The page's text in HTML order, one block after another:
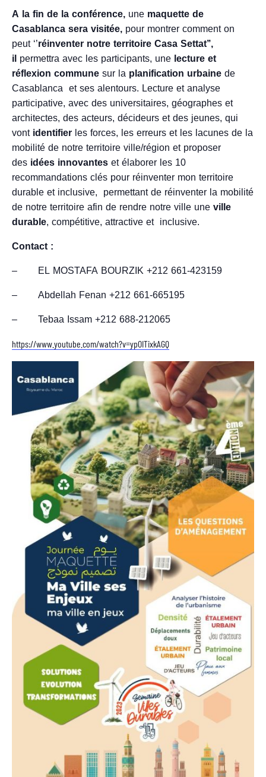
A la fin de la conférence,unemaquette de
Casablanca sera visitée,pour montrer comment on
peut ‘’réinventer notre territoire Casa Settat’’,
ilpermettra avec les participants, unelecture et
réflexion communesur laplanification urbainede
Casablanca et ses alentours. Lecture et analyse
participative, avec des universitaires, géographes et
architectes, des acteurs, décideurs et des jeunes, qui
vontidentifierles forces, les erreurs et les lacunes de la
mobilité de notre territoire ville/région et proposer
desidées innovanteset élaborer les 10
recommandations clés pour réinventer mon territoire
durable et inclusive, permettant de réinventer la mobilité
de notre territoire afin de rendre notre ville uneville
durable, compétitive, attractive et inclusive.
Contact :
– EL MOSTAFA BOURZIK +212 661-423159
– Abdellah Fenan +212 661-665195
– Tebaa Issam +212 688-212065
https://www.youtube.com/watch?v=ypOITixkAGQ